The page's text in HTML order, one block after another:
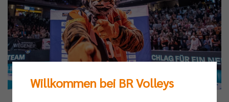
Willkommen bei BR Volleys